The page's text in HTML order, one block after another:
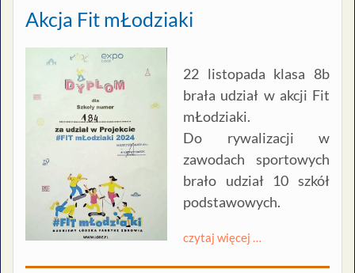
Akcja Fit mŁodziaki
22 listopada klasa 8b
brała udział w akcji Fit
mŁodziaki.
Do rywalizacji w
zawodach sportowych
brało udział 10 szkół
podstawowych.
czytaj więcej …